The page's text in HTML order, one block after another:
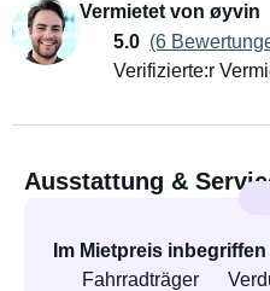
Vermietet von øyvin
5.0 (6
Verifizierte:r
Ausstattung &
Im Mietpreis inbegriffen
Fahrradträger